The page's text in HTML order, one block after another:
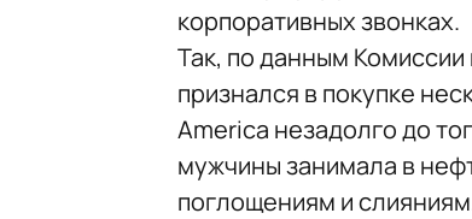
корпоративных звонках.
Так, по данным
признался в покупке
America незадолго до
мужчины занимала в
поглощениям и